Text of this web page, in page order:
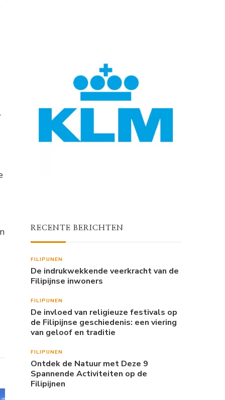
RECENTE BERICHTEN
FILIPIJNEN
De indrukwekkende veerkracht van de
Filipijnse inwoners
FILIPIJNEN
De invloed van religieuze festivals op
de Filipijnse geschiedenis: een viering
van geloof en traditie
FILIPIJNEN
Ontdek de Natuur met Deze 9
Spannende Activiteiten op de
Filipijnen